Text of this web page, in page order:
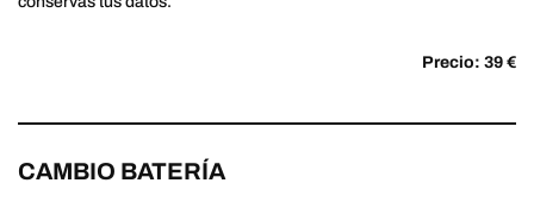
Precio: 39 €
CAMBIO BATERÍA